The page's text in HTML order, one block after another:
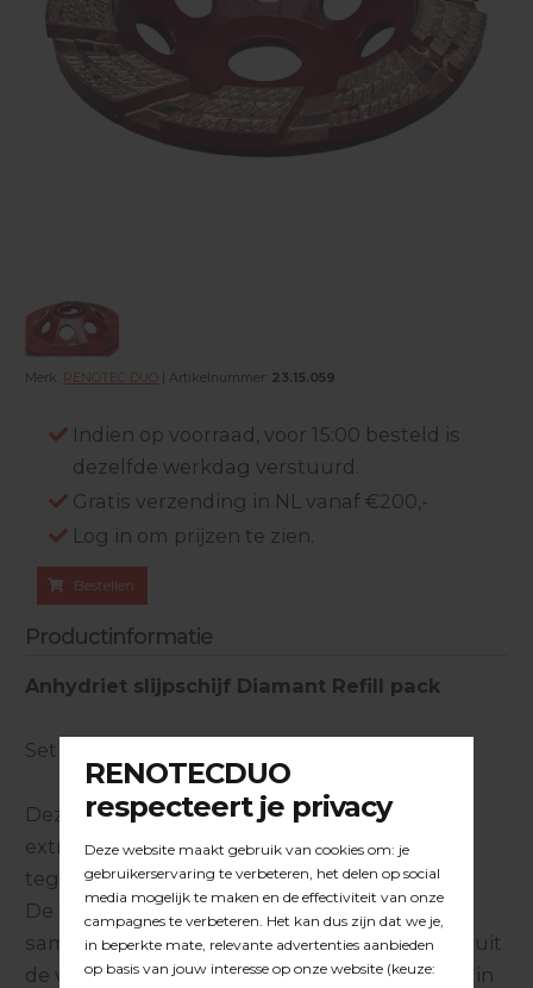
Merk: RENOTEC DUO | Artikelnummer: 23.15.059
Indien op voorraad, voor 15:00 besteld is
dezelfde werkdag verstuurd.
Gratis verzending in NL vanaf €200,-
Log in om prijzen te zien.
Bestellen
Productinformatie
Anhydriet slijpschijf Diamant Refill pack
Set van 4 komschijven.
Deze slijpschijf kan worden ingezet om de
extreem harde Anhydriet vloeren van
tegenwoordig in snel tempo aan te schuren.
De schijf is met zorg getest in de praktijk in
samenwerking met gerenommeerde spelers uit
de vloerenbranche welke gespecialiseerd zijn in